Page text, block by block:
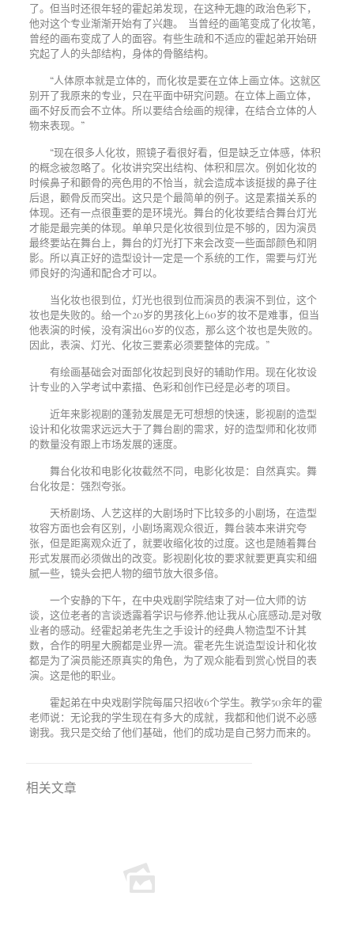
了。但当时还很年轻的霍起弟发现，在这种无趣的政治色彩下，
他对这个专业渐渐开始有了兴趣。 当曾经的画笔变成了化妆笔，
曾经的画布变成了人的面容。有些生疏和不适应的霍起弟开始研
究起了人的头部结构，身体的骨骼结构。
“人体原本就是立体的，而化妆是要在立体上画立体。这就区
别开了我原来的专业，只在平面中研究问题。在立体上画立体，
画不好反而会不立体。所以要结合绘画的规律，在结合立体的人
物来表现。”
“现在很多人化妆，照镜子看很好看，但是缺乏立体感，体积
的概念被忽略了。化妆讲究突出结构、体积和层次。例如化妆的
时候鼻子和颧骨的亮色用的不恰当，就会造成本该挺拔的鼻子往
后退，颧骨反而突出。这只是个最简单的例子。这是素描关系的
体现。还有一点很重要的是环境光。舞台的化妆要结合舞台灯光
才能是最完美的体现。单单只是化妆很到位是不够的，因为演员
最终要站在舞台上，舞台的灯光打下来会改变一些面部颜色和阴
影。所以真正好的造型设计一定是一个系统的工作，需要与灯光
师良好的沟通和配合才可以。
当化妆也很到位，灯光也很到位而演员的表演不到位，这个
妆也是失败的。给一个20岁的男孩化上60岁的妆不是难事，但当
他表演的时候，没有演出60岁的仪态，那么这个妆也是失败的。
因此，表演、灯光、化妆三要素必须要整体的完成。”
有绘画基础会对面部化妆起到良好的辅助作用。现在化妆设
计专业的入学考试中素描、色彩和创作已经是必考的项目。
近年来影视剧的蓬勃发展是无可想想的快速，影视剧的造型
设计和化妆需求远远大于了舞台剧的需求，好的造型师和化妆师
的数量没有跟上市场发展的速度。
舞台化妆和电影化妆截然不同，电影化妆是：自然真实。舞
台化妆是：强烈夸张。
天桥剧场、人艺这样的大剧场时下比较多的小剧场，在造型
妆容方面也会有区别，小剧场离观众很近，舞台装本来讲究夸
张，但是距离观众近了，就要收缩化妆的过度。这也是随着舞台
形式发展而必须做出的改变。影视剧化妆的要求就要更真实和细
腻一些，镜头会把人物的细节放大很多倍。
一个安静的下午，在中央戏剧学院结束了对一位大师的访
谈，这位老者的言谈透露着学识与修养,他让我从心底感动,是对敬
业者的感动。经霍起弟老先生之手设计的经典人物造型不计其
数，合作的明星大腕都是业界一流。霍老先生说造型设计和化妆
都是为了演员能还原真实的角色，为了观众能看到赏心悦目的表
演。这是他的职业。
霍起弟在中央戏剧学院每届只招收6个学生。教学50余年的霍
老师说：无论我的学生现在有多大的成就，我都和他们说不必感
谢我。我只是交给了他们基础，他们的成功是自己努力而来的。
相关文章